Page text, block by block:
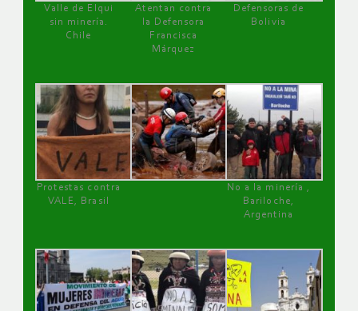
Valle de Elqui
sin minería.
Chile
Atentan contra
la Defensora
Francisca
Márquez
Defensoras de
Bolivia
Protestas contra
VALE, Brasil
No a la minería ,
Bariloche,
Argentina